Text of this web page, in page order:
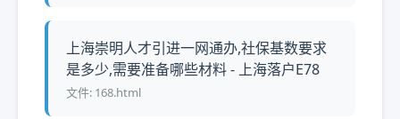
上海崇明人才引进一网通办,社保基数要求
是多少,需要准备哪些材料 - 上海落户E78
文件: 168.html